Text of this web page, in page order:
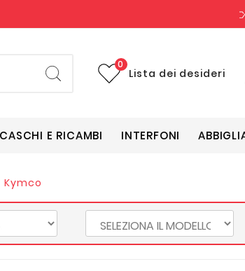
Lista dei desideri
0
CASCHI E RICAMBI INTERFONI
Kymco